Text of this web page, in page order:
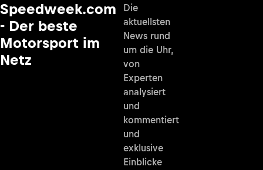
Speedweek.com
- Der beste
Motorsport im
Netz
Die
aktuellsten
News rund
um die Uhr,
von
Experten
analysiert
und
kommentiert
und
exklusive
Einblicke